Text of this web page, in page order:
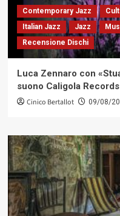
Contemporary Jazz
Italian Jazz
Jazz
Recensione Dischi
Luca Zennaro con
suono Caligola Records
Cinico Bertallot 09/08/